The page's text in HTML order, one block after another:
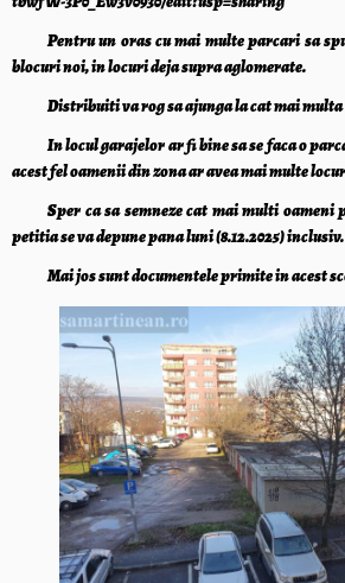
Pentru un oras cu mai multe parcari sa
blocuri noi, in locuri deja supra aglomerate.
Distribuiti va rog sa ajunga la cat mai multa
In locul garajelor ar fi bine sa se faca o
acest fel oamenii din zona ar avea mai multe
Sper ca sa semneze cat mai multi oameni
petitia se va depune pana luni (8.12.2025) inclusiv.
Mai jos sunt documentele primite in acest